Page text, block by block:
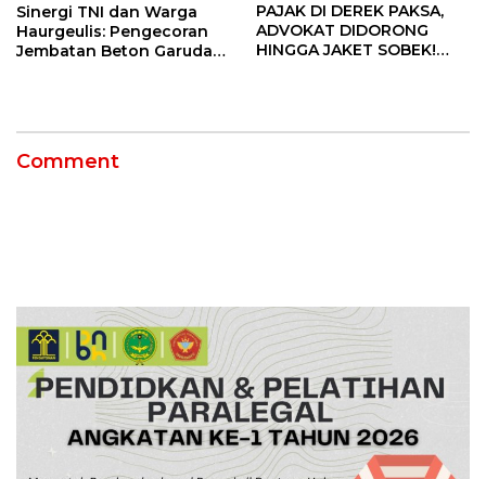
Sinergi TNI dan Warga
Haurgeulis: Pengecoran
Jembatan Beton Garuda
PAJAK DI DEREK PAKSA,
ADVOKAT DIDORONG
HINGGA JAKET SOBEK!
Comment